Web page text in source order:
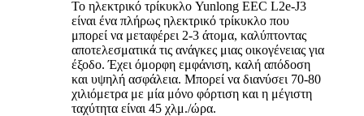
Το ηλεκτρικό τρίκυκλο Yunlong EEC L2e-J3
είναι ένα πλήρως ηλεκτρικό τρίκυκλο που
μπορεί να μεταφέρει 2-3 άτομα, καλύπτοντας
αποτελεσματικά τις ανάγκες μιας οικογένειας για
έξοδο. Έχει όμορφη εμφάνιση, καλή απόδοση
και υψηλή ασφάλεια. Μπορεί να διανύσει 70-80
χιλιόμετρα με μία μόνο φόρτιση και η μέγιστη
ταχύτητα είναι 45 χλμ./ώρα.